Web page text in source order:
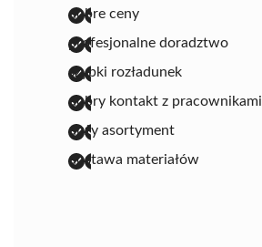
dobre ceny
profesjonalne doradztwo
szybki rozładunek
dobry kontakt z pracownikami
duży asortyment
dostawa materiałów